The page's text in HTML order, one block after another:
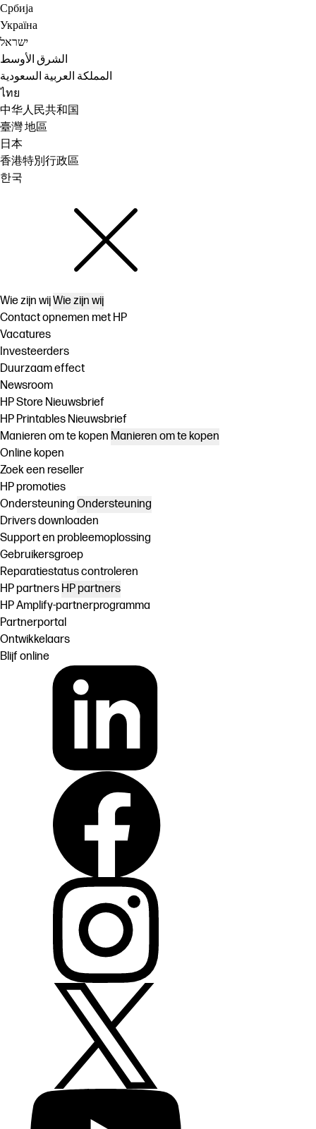
Србија
Україна
ישראל
الشرق الأوسط
المملكة العربية السعودية
ไทย
中华人民共和国
臺灣 地區
日本
香港特別行政區
한국
Wie zijn wijWie zijn wij
Contact opnemen met HP
Vacatures
Investeerders
Duurzaam effect
Newsroom
HP Store Nieuwsbrief
HP Printables Nieuwsbrief
Manieren om te kopen Manieren om te kopen
Online kopen
Zoek een reseller
HP promoties
Ondersteuning Ondersteuning
Drivers downloaden
Support en probleemoplossing
Gebruikersgroep
Reparatiestatus controleren
HP partners HP partners
HP Amplify-partnerprogramma
Partnerportal
Ontwikkelaars
Blijf online